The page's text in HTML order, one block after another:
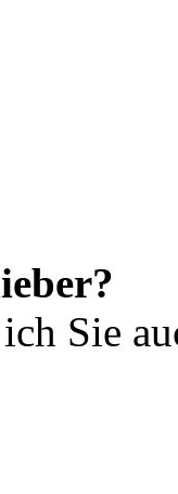
Sie